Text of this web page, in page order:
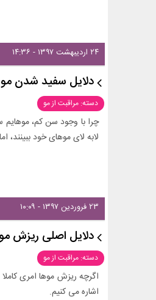
۲۴ اردیبهشت ۱۳۹۷ - ۱۴:۳۶
دلایل سفید شدن
دسته: مراقبت از مو
چرا با وجود سن کم،
لابه لای موهای خود
۲۳ فروردین ۱۳۹۷ - ۱۰:۰۹
دلایل اصلی ریزش
دسته: مراقبت از مو
اگرچه ریزش موها امری
اشاره می کنیم.